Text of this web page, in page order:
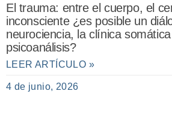
El trauma: entre el cuerpo, el
inconsciente ¿es posible un
neurociencia, la clínica
psicoanálisis?
LEER ARTÍCULO »
4 de junio, 2026